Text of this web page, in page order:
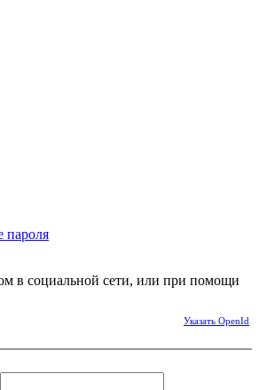
пароля
в социальной сети, или при помощи
Указать OpenId